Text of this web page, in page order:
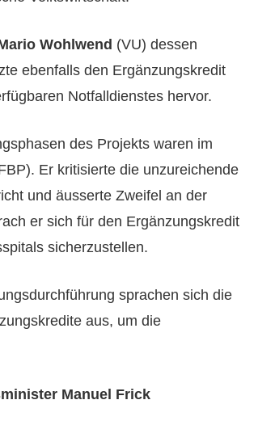
Wohlwend (VU) dessen
ebenfalls den Ergänzungskredit
Notfalldienstes hervor.
des Projekts waren im
Er kritisierte die unzureichende
und äusserte Zweifel an der
er sich für den Ergänzungskredit
sicherzustellen.
sprachen sich die
aus, um die
Manuel Frick